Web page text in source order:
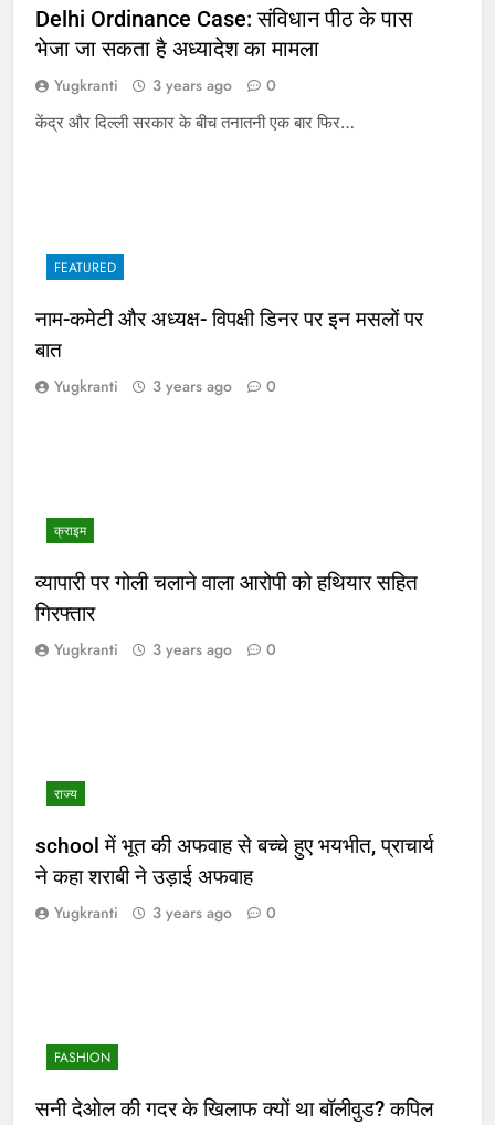
Delhi Ordinance Case: संविधान पीठ के पास
भेजा जा सकता है अध्यादेश का मामला
Yugkranti 3 years ago 0
केंद्र और दिल्ली सरकार के बीच तनातनी एक बार फिर…
FEATURED
नाम-कमेटी और अध्यक्ष- विपक्षी डिनर पर इन मसलों पर
बात
Yugkranti 3 years ago 0
क्राइम
व्यापारी पर गोली चलाने वाला आरोपी को हथियार सहित
गिरफ्तार
Yugkranti 3 years ago 0
राज्य
school में भूत की अफवाह से बच्चे हुए भयभीत, प्राचार्य
ने कहा शराबी ने उड़ाई अफवाह
Yugkranti 3 years ago 0
FASHION
सनी देओल की गदर के खिलाफ क्यों था बॉलीवुड? कपिल